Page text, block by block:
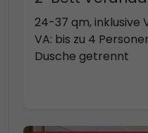
24-37 qm, inklusive
VA: bis zu 4
Dusche getrennt